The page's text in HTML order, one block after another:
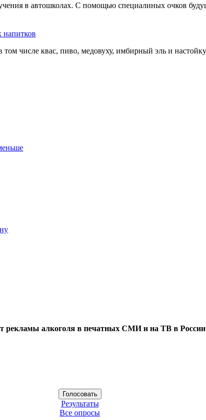
в автошколах. С помощью специалиных очков
напитков
том числе квас, пиво, медовуху, имбирный эль и
рекламы алкоголя в печатных СМИ и на ТВ в России
Результаты
Все опросы